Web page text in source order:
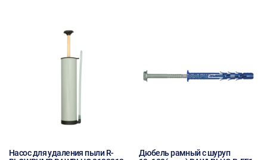
Насос для удаления пыли R-
Дюбель рамный с шуруп